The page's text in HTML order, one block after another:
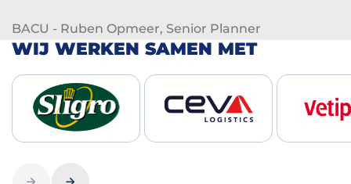
BACU - Ruben Opmeer, Senior Planner
WIJ WERKEN SAMEN MET